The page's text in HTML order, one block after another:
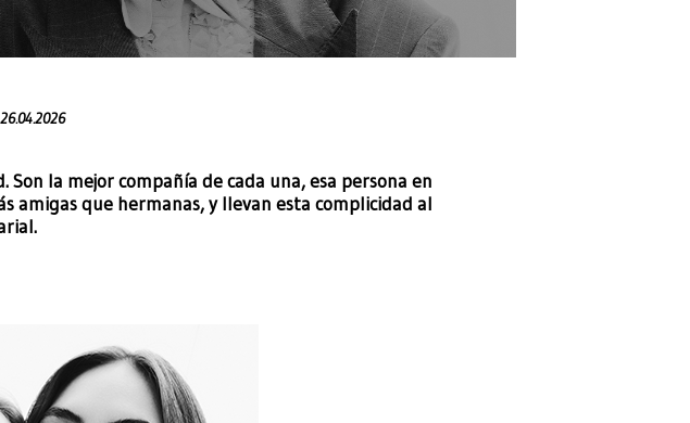
la mejor compañía de cada una, esa persona en
amigas que hermanas, y llevan esta complicidad al